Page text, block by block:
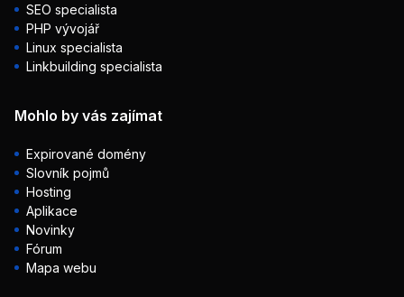
SEO specialista
PHP vývojář
Linux specialista
Linkbuilding specialista
Mohlo by vás zajímat
Expirované domény
Slovník pojmů
Hosting
Aplikace
Novinky
Fórum
Mapa webu